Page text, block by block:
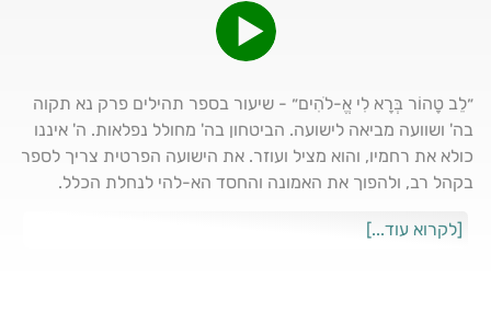
״לֵב טָהוֹר בְּרָא לִי אֱ-לֹהִים״ - שיעור בספר תהילים פרק נא תקוה
בה' ושוועה מביאה לישועה. הביטחון בה' מחולל נפלאות. ה' איננו
כולא את רחמיו, והוא מציל ועוזר. את הישועה הפרטית צריך לספר
בקהל רב, ולהפוך את האמונה והחסד הא-להי לנחלת הכלל.
[לקרוא עוד...]